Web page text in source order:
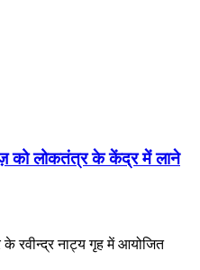
को लोकतंत्र के केंद्र में लाने
रवीन्द्र नाट्य गृह में आयोजित